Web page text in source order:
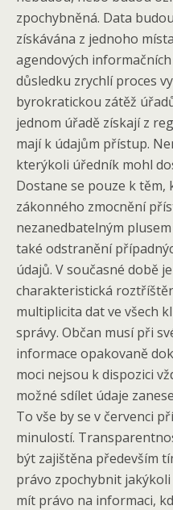
zpochybněná. Data
získávána z jednoho
agendových
důsledku zrychlí proces
byrokratickou zátěž
jednom úřadě získají z
mají k údajům přístup.
kterýkoli úředník mohl
Dostane se pouze k těm,
zákonného zmocnění
nezanedbatelným
také odstranění
údajů. V současné době
charakteristická
multiplicita dat ve všech
správy. Občan musí při
informace opakovaně
moci nejsou k dispozici
možné sdílet údaje
To vše by se v červenci
minulostí.
být zajištěna především
právo zpochybnit jakýkoli
mít právo na informaci,